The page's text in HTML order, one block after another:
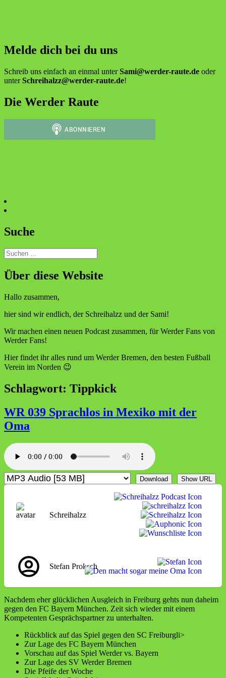
Melde dich bei du uns
Schreib uns einfach an einmal unterSami@werder-raute.de oder
unterSchreihalzz@werder-raute.de!
Die Werder Raute
Suche
Suchen
nach:
Über diese Website
Hallo zusammen,
hier sind wir endlich, der Schreihalzz und der Sami!
Wir machen einen neuen Podcast zusammen, für Werder Fans von
Werder Fans!
Hier findet ihr alles rund um Werder Bremen, den besten Fußball
Verein im Norden 😉
Schlagwort: Tippkick
WR 039 Sprachlos in Mexiko mit der
Oma
Download Show URL
Schreihalzz
Stefan Proksch
Nachdem eher glücklichen Ausgleich in Freiburg gehts nun daheim
gegen den FC Bayern München. Zeit sich wieder mit einem
Kompetenten Gesprächspartner zu unterhalten.
Rückblick auf das Spiel gegen den SC Freiburgli>
Zur Lage des FC Bayern München
Vorschau auf das Spiel Werder vs. Bayern
Zur Lage des SV Werder Bremen
Die Pfeife der Woche